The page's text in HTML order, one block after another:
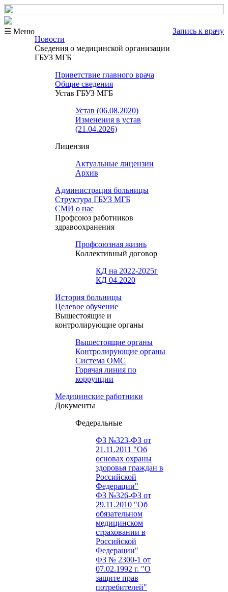
☰ Меню
Запись к врачу
Новости
Сведения о медицинской организации
ГБУЗ МГБ
Приветствие главного врача
Общие сведения
Устав ГБУЗ МГБ
Устав (06.08.2020)
Изменения в устав
(21.04.2026)
Лицензия
Актуальные лицензии
Архив
Администрация больницы
Структура ГБУЗ МГБ
СМИ о нас
Профсоюз работников
здравоохранения
Профсоюзная жизнь
Коллективный договор
КД на 2022-2025г
КД 04.2020
История больницы
Целевое обучение
Вышестоящие и
контролирующие органы
Вышестоящие органы
Контролирующие органы
Система ОМС
Горячая линия по
коррупции
Медицинские работники
Документы
Федеральные
ФЗ №323-ФЗ от
21.11.2011 "Об
основах охраны
здоровья граждан в
Российской
Федерации"
ФЗ №326-ФЗ от
29.11.2010 "Об
обязательном
медицинском
страховании в
Российской
Федерации"
ФЗ № 2300-1 от
07.02.1992 г. "О
защите прав
потребителей"